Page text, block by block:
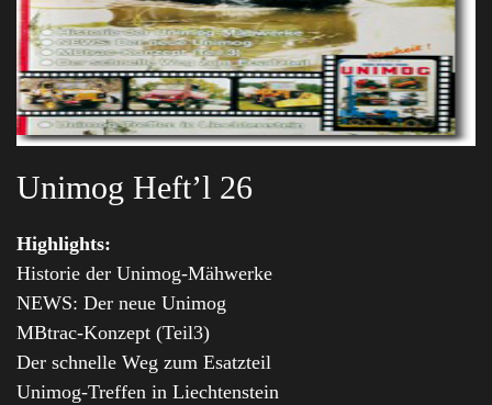
Unimog Heft’l 26
Highlights:
Historie der Unimog-Mähwerke
NEWS: Der neue Unimog
MBtrac-Konzept (Teil3)
Der schnelle Weg zum Esatzteil
Unimog-Treffen in Liechtenstein